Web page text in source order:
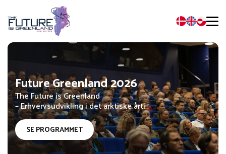
Future Greenland 2026
The Future is Greenland
– Erhvervsudvikling i det arktiske årti
SE PROGRAMMET